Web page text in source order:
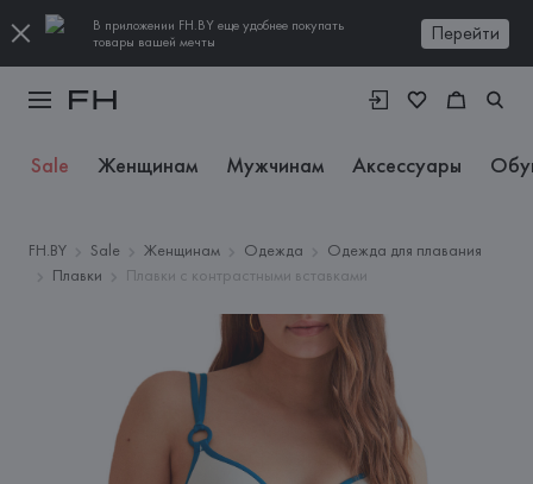
В приложении FH.BY еще удобнее покупать
товары вашей мечты
Перейти
Sale Женщинам Мужчинам Аксессуары
FH.BY Sale Женщинам Одежда
Одежда для плавания
Плавки
Плавки с контрастными вставками